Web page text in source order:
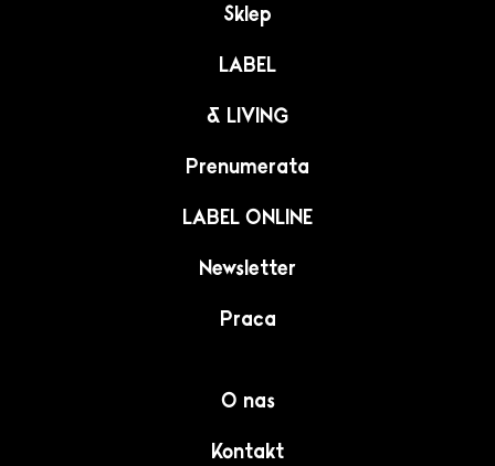
Sklep
LABEL
& LIVING
Prenumerata
LABEL ONLINE
Newsletter
Praca
O nas
Kontakt